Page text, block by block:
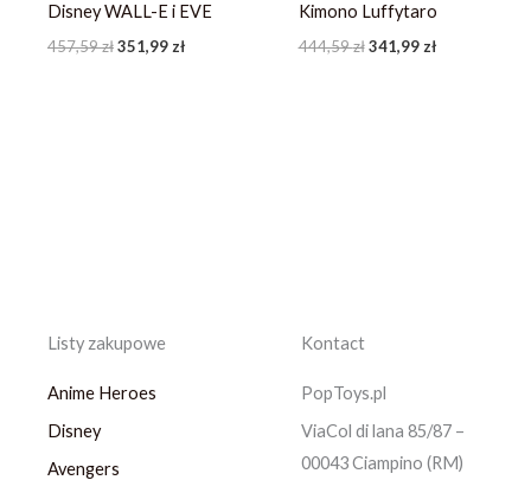
Disney WALL-E i EVE
457,59zł351,99 zł
Kimono Luffytaro
444,59zł 341,99 zł
Listy zakupowe
Anime Heroes
Disney
Avengers
Kontact
PopToys.pl
ViaCol di lana 85/87 –
00043 Ciampino (RM)